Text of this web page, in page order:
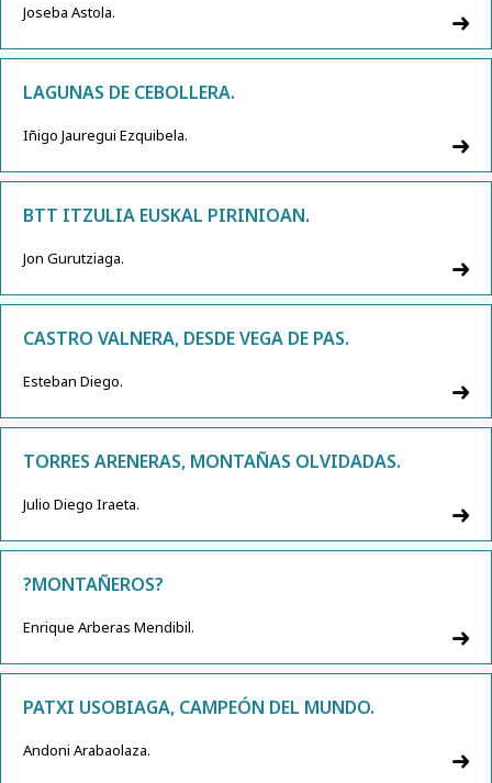
Joseba Astola.
LAGUNAS DE CEBOLLERA.
Iñigo Jauregui Ezquibela.
BTT ITZULIA EUSKAL PIRINIOAN.
Jon Gurutziaga.
CASTRO VALNERA, DESDE VEGA DE PAS.
Esteban Diego.
TORRES ARENERAS, MONTAÑAS OLVIDADAS.
Julio Diego Iraeta.
?MONTAÑEROS?
Enrique Arberas Mendibil.
PATXI USOBIAGA, CAMPEÓN DEL MUNDO.
Andoni Arabaolaza.